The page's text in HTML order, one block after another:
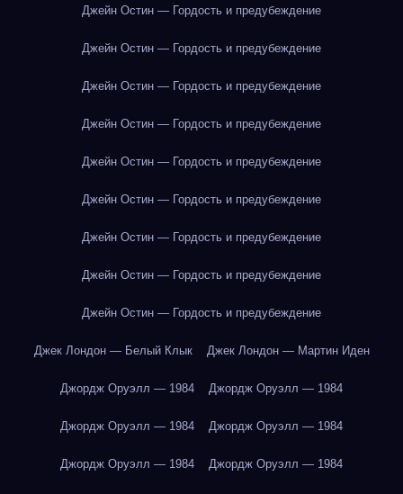
Джейн Остин — Гордость и предубеждение
Джейн Остин — Гордость и предубеждение
Джейн Остин — Гордость и предубеждение
Джейн Остин — Гордость и предубеждение
Джейн Остин — Гордость и предубеждение
Джейн Остин — Гордость и предубеждение
Джейн Остин — Гордость и предубеждение
Джейн Остин — Гордость и предубеждение
Джейн Остин — Гордость и предубеждение
Джек Лондон — Белый Клык Джек Лондон — Мартин Иден
Джордж Оруэлл — 1984 Джордж Оруэлл — 1984
Джордж Оруэлл — 1984 Джордж Оруэлл — 1984
Джордж Оруэлл — 1984 Джордж Оруэлл — 1984